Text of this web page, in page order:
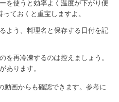
を使うと効率よく温度が下がり便
ておくと重宝しますよ。
よう、料理名と保存する日付を記
を再冷凍するのは控えましょう。
あります。
動画からも確認できます。参考に